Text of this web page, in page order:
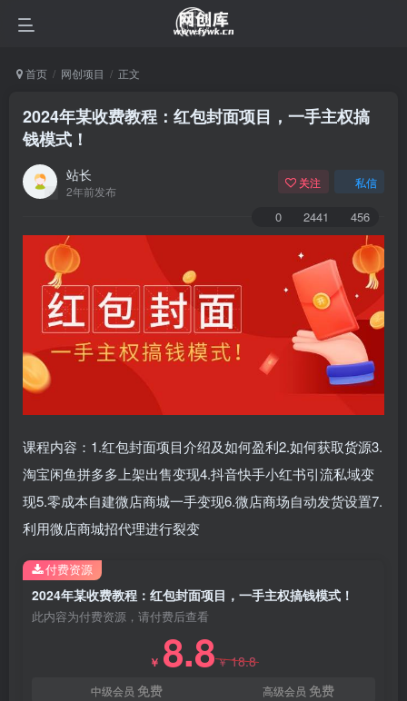
首页 网创项目 正文
2024年某收费教程：红包封面项目，一手主权搞
钱模式！
站长
2年前发布
关注 私信
0 2441 456
课程内容：1.红包封面项目介绍及如何盈利2.如何获取货源3.
淘宝闲鱼拼多多上架出售变现4.抖音快手小红书引流私域变
现5.零成本自建微店商城一手变现6.微店商场自动发货设置7.
利用微店商城招代理进行裂变
2024年某收费教程：红包封面项目，一手主权搞钱模式！
此内容为付费资源，请付费后查看
￥ 8.8￥18.8
中级会员 免费 高级会员 免费
付费资源